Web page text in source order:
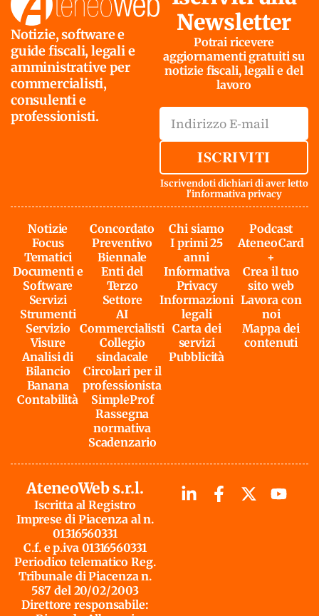
Notizie, software e
guide fiscali, legali e
amministrative per
commercialisti,
consulenti e
professionisti.
Newsletter
Potrai ricevere
aggiornamenti gratuiti su
notizie fiscali, legali e del
lavoro
ISCRIVITI
Iscrivendoti dichiari di aver letto
l'informativa privacy
Notizie
Focus
Tematici
Documenti e
Software
Servizi
Strumenti
Servizio
Visure
Analisi di
Bilancio
Banana
Contabilità
Concordato
Preventivo
Biennale
Enti del
Terzo
Settore
AI
Commercialisti
Collegio
sindacale
Circolari per il
professionista
SimpleProf
Rassegna
normativa
Scadenzario
Chi siamo
I primi 25
anni
Informativa
Privacy
Informazioni
legali
Carta dei
servizi
Pubblicità
Podcast
AteneoCard
+
Crea il tuo
sito web
Lavora con
noi
Mappa dei
contenuti
AteneoWeb s.r.l.
Iscritta al Registro
Imprese di Piacenza al n.
01316560331
C.f. e p.iva 01316560331
Periodico telematico Reg.
Tribunale di Piacenza n.
587 del 20/02/2003
Direttore responsabile: